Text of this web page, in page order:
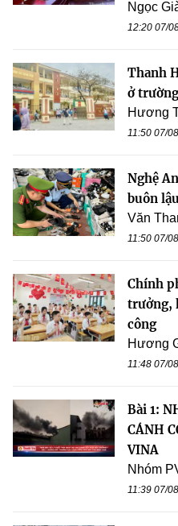
Ngọc
12:20 07/
Thanh
ở
Hương
11:50 07/
Nghệ
buôn
Văn
11:50 07/
Chính
trưởng,
công
Hương
11:48 07/
Bài 1:
CÁNH
VINA
Nhóm
11:39 07/